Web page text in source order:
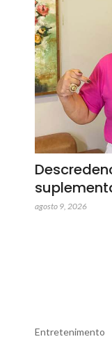
agosto 9, 2026
Entretenimento